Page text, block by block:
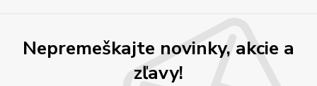
Nepremeškajte novinky, akcie a
zľavy!